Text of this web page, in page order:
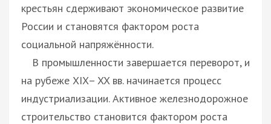
крестьян сдерживают экономическое развитие
России и становятся фактором роста
социальной напряжённости.
В промышленности завершается переворот, и
на рубеже XIX– XX вв. начинается процесс
индустриализации. Активное железнодорожное
строительство становится фактором роста